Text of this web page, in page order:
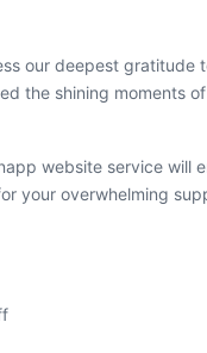
our deepest gratitude
the shining moments
website service will
your overwhelming